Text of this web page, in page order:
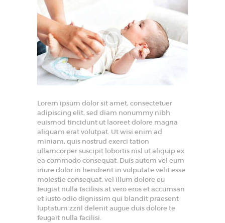
SURGERY
BARIATRICS
PROCTOLOGY
OUR DOCTORS
Lorem ipsum dolor sit amet, consectetuer
adipiscing elit, sed diam nonummy nibh
euismod tincidunt ut laoreet dolore magna
aliquam erat volutpat. Ut wisi enim ad
miniam, quis nostrud exerci tation
ullamcorper suscipit lobortis nisl ut aliquip ex
ea commodo consequat. Duis autem vel eum
iriure dolor in hendrerit in vulputate velit esse
molestie consequat, vel illum dolore eu
feugiat nulla facilisis at vero eros et accumsan
et iusto odio dignissim qui blandit praesent
luptatum zzril delenit augue duis dolore te
feugait nulla facilisi.